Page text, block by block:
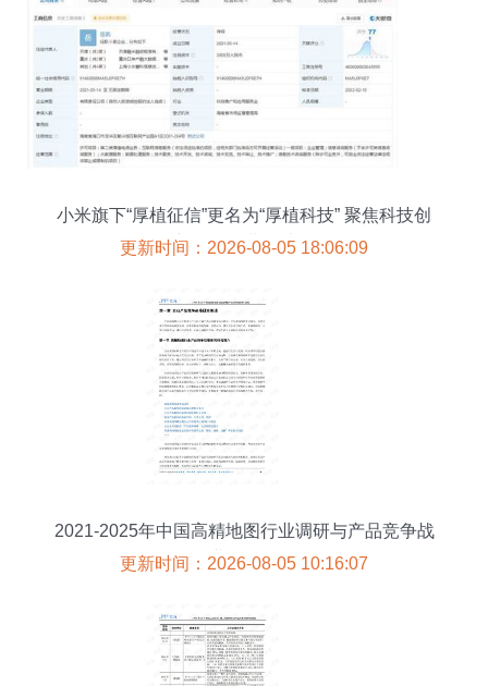
小米旗下“厚植征信”更名为“厚植科技” 聚焦科技创
新，优化业务结构
更新时间：2026-08-05 18:06:09
2021-2025年中国高精地图行业调研与产品竞争战
略及企业信用评估分析
更新时间：2026-08-05 10:16:07